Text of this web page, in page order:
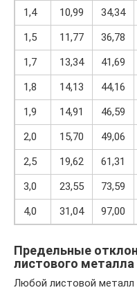
1,4 10,99 34,34
1,5
11,77 36,78
1,7
13,34 41,69
1,8
14,13 44,16
1,9
14,91 46,59
2,0
15,70 49,06
2,5
19,62 61,31
3,0
23,55 73,59
4,0
31,04 97,00
Предельные
листового металла
Любой листовой металл